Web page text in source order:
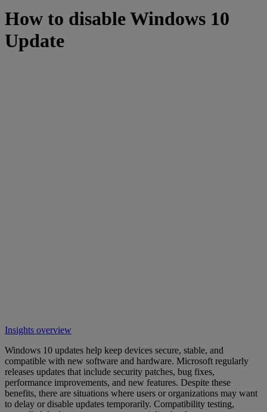
How to disable Windows 10
Update
Insights overview
Windows 10 updates help keep devices secure, stable, and
compatible with new software and hardware. Microsoft regularly
releases updates that include security patches, bug fixes,
performance improvements, and new features. Despite these
benefits, there are situations where users or organizations may want
to delay or disable updates temporarily. Compatibility testing,